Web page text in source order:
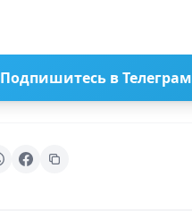
Подпишитесь в Телеграм